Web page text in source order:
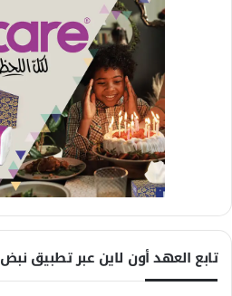
تابع العهد أون لاين عبر تطبيق نبض